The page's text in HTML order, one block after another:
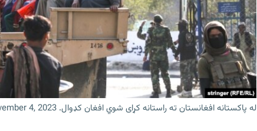
له پاکستانه افغانستان ته راستانه کړای شوي افغان کډوال. November 4, 2023